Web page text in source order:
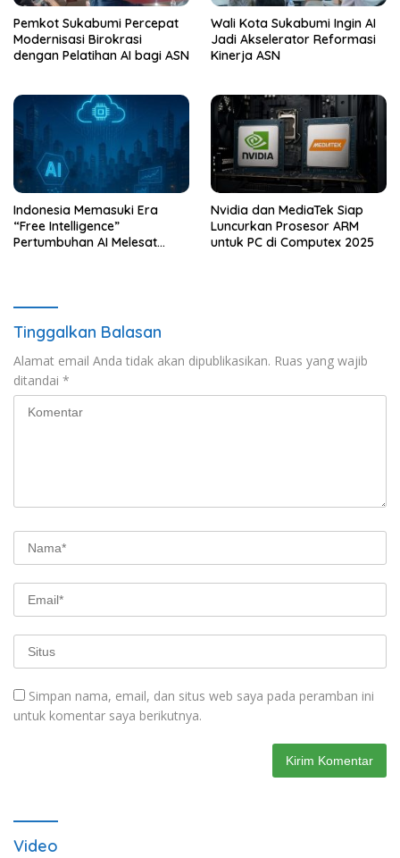
Pemkot Sukabumi Percepat
Modernisasi Birokrasi
dengan Pelatihan AI bagi ASN
Wali Kota Sukabumi Ingin AI
Jadi Akselerator Reformasi
Kinerja ASN
Indonesia Memasuki Era
“Free Intelligence”
Pertumbuhan AI Melesat
Nvidia dan MediaTek Siap
Luncurkan Prosesor ARM
untuk PC di Computex 2025
Tinggalkan Balasan
Alamat email Anda tidak akan dipublikasikan. Ruas yang wajib
ditandai *
Simpan nama, email, dan situs web saya pada peramban ini
untuk komentar saya berikutnya.
Video